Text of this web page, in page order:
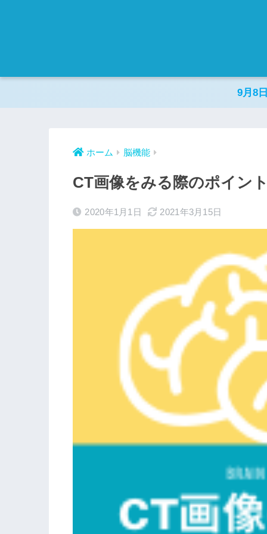
9月8
ホーム 脳機能
CT画像をみる際のポイン
2020年1月1日 2021年3月15日